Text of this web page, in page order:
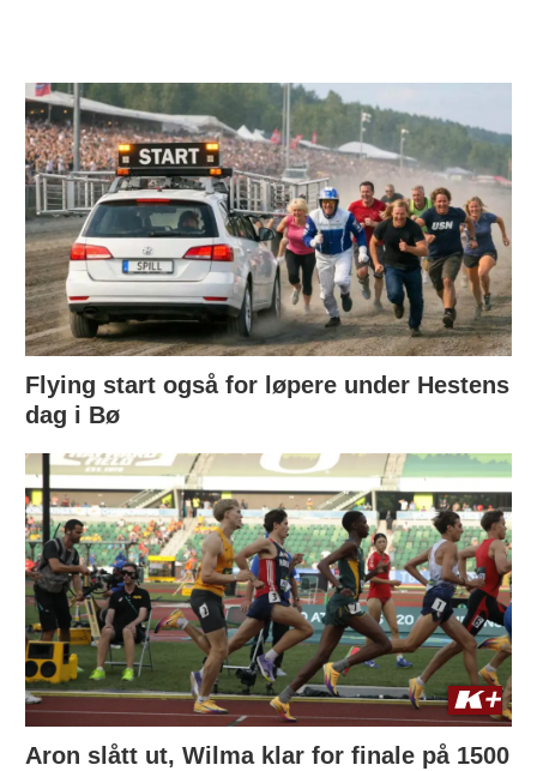
Flying start også for løpere under Hestens
dag i Bø
Aron slått ut, Wilma klar for finale på 1500